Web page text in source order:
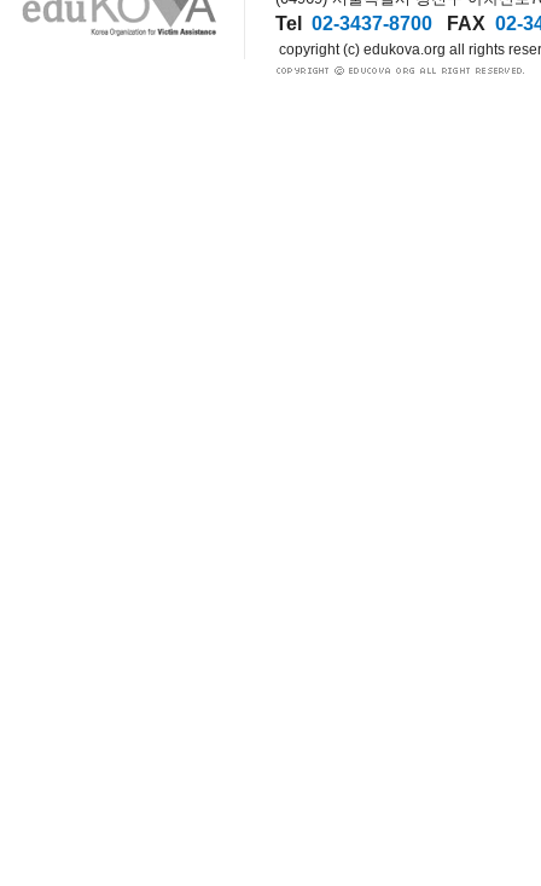
Tel 02-3437-8700 FAX 02-
copyright (c) edukova.org all rights